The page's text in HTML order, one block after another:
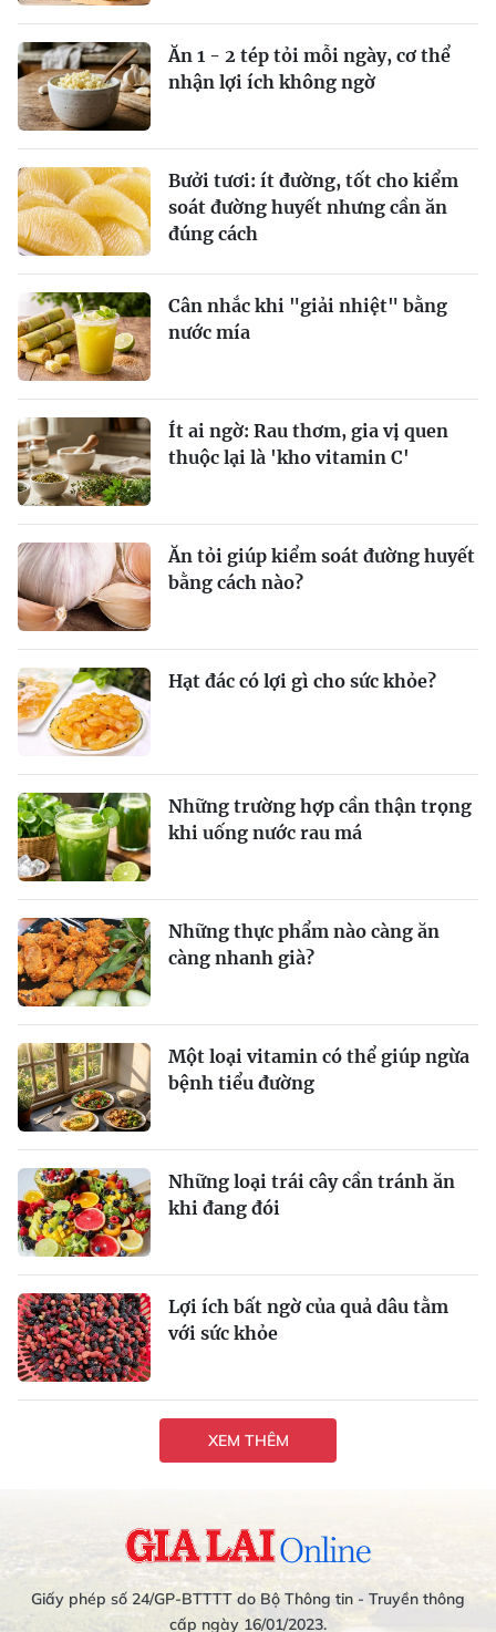
Ăn 1 - 2 tép tỏi mỗi ngày, cơ thể
nhận lợi ích không ngờ
Bưởi tươi: ít đường, tốt cho kiểm
soát đường huyết nhưng cần ăn
đúng cách
Cân nhắc khi "giải nhiệt" bằng
nước mía
Ít ai ngờ: Rau thơm, gia vị quen
thuộc lại là 'kho vitamin C'
Ăn tỏi giúp kiểm soát đường huyết
bằng cách nào?
Hạt đác có lợi gì cho sức khỏe?
Những trường hợp cần thận trọng
khi uống nước rau má
Những thực phẩm nào càng ăn
càng nhanh già?
Một loại vitamin có thể giúp ngừa
bệnh tiểu đường
Những loại trái cây cần tránh ăn
khi đang đói
Lợi ích bất ngờ của quả dâu tằm
với sức khỏe
XEM THÊM
Giấy phép số 24/GP-BTTTT do Bộ Thông tin - Truyền thông
cấp ngày 16/01/2023.